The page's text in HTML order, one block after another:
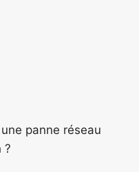
panne réseau
?